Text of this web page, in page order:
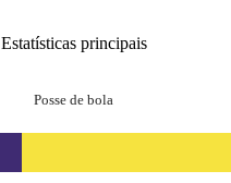
Estatísticas principais
Posse de bola